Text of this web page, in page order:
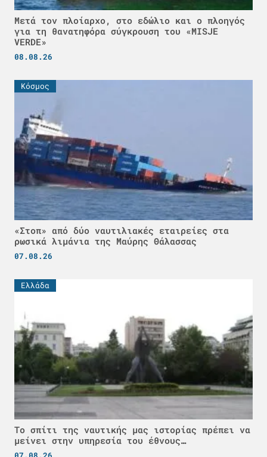
Μετά τον πλοίαρχο, στο εδώλιο και ο πλοηγός
για τη θανατηφόρα σύγκρουση του «MISJE
VERDE»
08.08.26
Κόσμος
«Στοπ» από δύο ναυτιλιακές εταιρείες στα
ρωσικά λιμάνια της Μαύρης Θάλασσας
07.08.26
Ελλάδα
Το σπίτι της ναυτικής μας ιστορίας πρέπει να
μείνει στην υπηρεσία του έθνους…